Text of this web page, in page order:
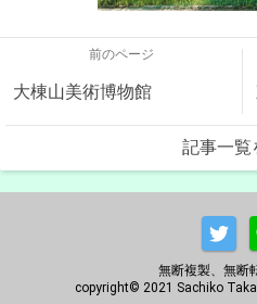
前のページ
大棟山美術博物館
記事一覧
無断複製、無断
copyright© 2021 Sachiko